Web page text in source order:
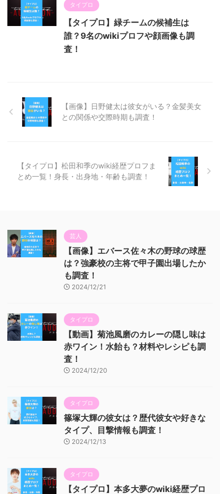
タイプロ
【タイプロ】緑チームの候補生は
誰？9名のwikiプロフや顔画像も調
査！
【画像】日野健太は彼女がいる？金髪美女
との関係や交際時期も調査！
【タイプロ】松田和季のwiki経歴プロフま
とめ一覧！身長・出身地・年齢も調査！
芸人
【画像】エバース佐々木の野球の球歴
は？強豪校の主将で甲子園出場したか
も調査！
2024/12/21
タイプロ
【動画】菊池風磨のカレーの隠し味は
赤ワイン！水飴も？材料やレシピも調
査！
2024/12/20
タイプロ
篠塚大輝の彼女は？歴代彼女や好きな
タイプ、目撃情報も調査！
2024/12/13
タイプロ
【タイプロ】本多大夢のwiki経歴プロ